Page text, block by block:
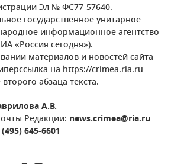
Эл № ФС77-57640.
государственное унитарное
информационное агентство
«Россия сегодня»).
материалов и новостей сайта
на https://crimea.ria.ru
абзаца текста.
А.В.
Редакции: news.crimea@ria.ru
645-6601